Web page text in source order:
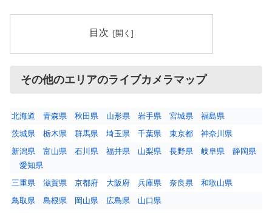
目次
その他のエリアのライブカメラマップ
北海道 青森県 秋田県 山形県 岩手県 宮城県
福島県
茨城県
栃木県 群馬県 埼玉県 千葉県 東京都
神奈川県
新潟県
富山県 石川県 福井県 山梨県 長野県 岐阜県
静岡県
愛知県
三重県
滋賀県 京都府 大阪府 兵庫県 奈良県
和歌山県
鳥取県
島根県 岡山県 広島県
山口県